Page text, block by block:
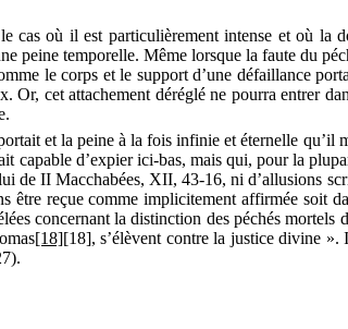
où il est particulièrement intense et où la
peine temporelle. Même lorsque la faute du
le corps et le support d’une défaillance
Or, cet attachement déréglé ne pourra entrer
et la peine à la fois infinie et éternelle
capable d’expier ici-bas, mais qui, pour la
de II Macchabées, XII, 43-16, ni d’allusions
reçue comme implicitement affirmée soit
concernant la distinction des péchés
[18][18], s’élèvent contre la justice divine ».